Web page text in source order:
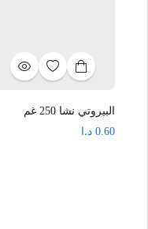
البيروتي نشا 250 غم
0.60 د.ا